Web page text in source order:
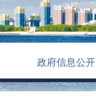
政府信息公开